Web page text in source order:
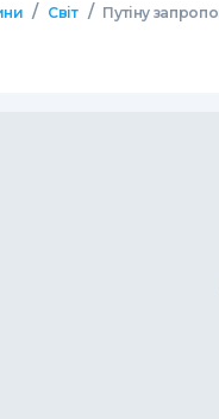
/ Світ / Путіну